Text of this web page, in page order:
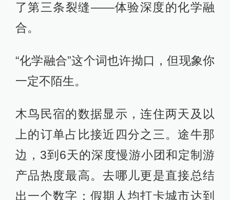
了第三条裂缝——体验深度的化学融
合。
“化学融合”这个词也许拗口，但现象你
一定不陌生。
木鸟民宿的数据显示，连住两天及以
上的订单占比接近四分之三。途牛那
边，3到6天的深度慢游小团和定制游
产品热度最高。去哪儿更是直接总结
出一个数字：假期人均打卡城市达到